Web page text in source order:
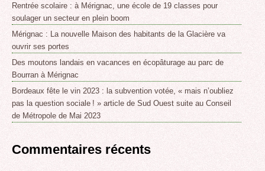
Rentrée scolaire : à Mérignac, une école de 19 classes pour
soulager un secteur en plein boom
Mérignac : La nouvelle Maison des habitants de la Glacière va
ouvrir ses portes
Des moutons landais en vacances en écopâturage au parc de
Bourran à Mérignac
Bordeaux fête le vin 2023 : la subvention votée, « mais n’oubliez
pas la question sociale ! » article de Sud Ouest suite au Conseil
de Métropole de Mai 2023
Commentaires récents